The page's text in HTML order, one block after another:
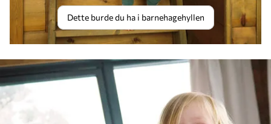
Dette burde du ha i barnehagehyllen